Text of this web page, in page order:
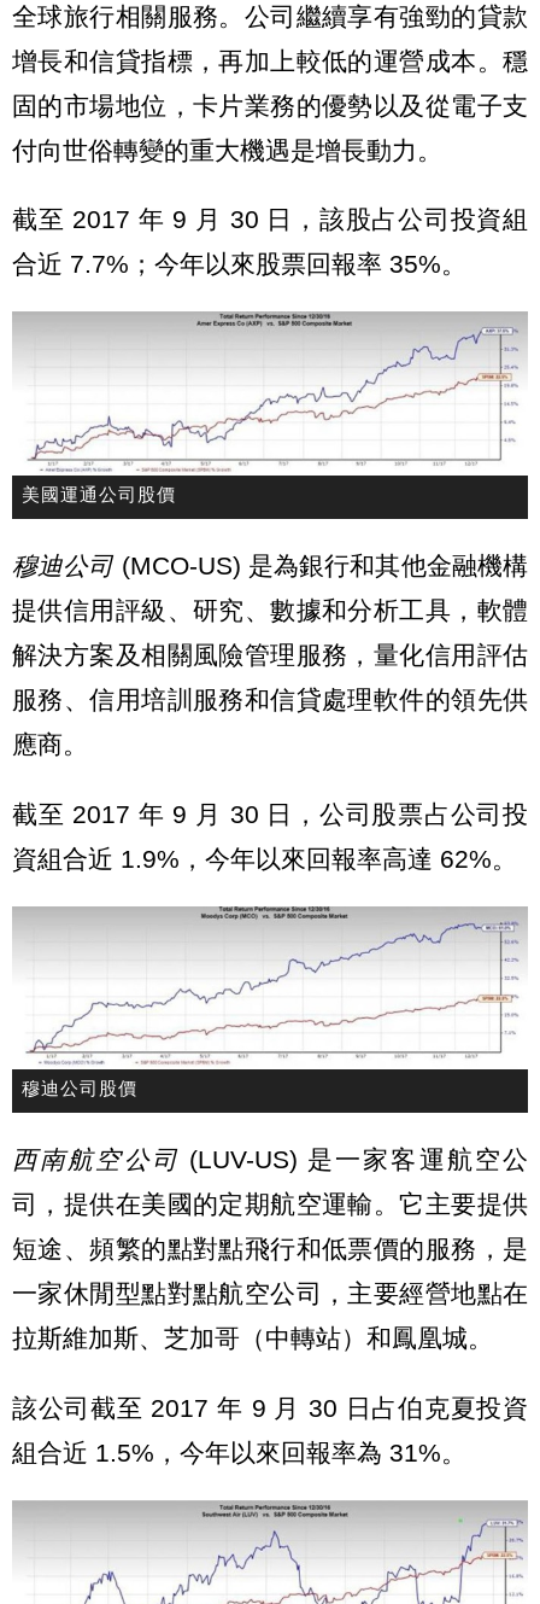
全球旅行相關服務。公司繼續享有強勁的貸款
增長和信貸指標，再加上較低的運營成本。穩
固的市場地位，卡片業務的優勢以及從電子支
付向世俗轉變的重大機遇是增長動力。
截至 2017 年 9 月 30 日，該股占公司投資組
合近 7.7%；今年以來股票回報率 35%。
美國運通公司股價
穆迪公司(MCO-US) 是為銀行和其他金融機構
提供信用評級、研究、數據和分析工具，軟體
解決方案及相關風險管理服務，量化信用評估
服務、信用培訓服務和信貸處理軟件的領先供
應商。
截至 2017 年 9 月 30 日，公司股票占公司投
資組合近 1.9%，今年以來回報率高達 62%。
穆迪公司股價
西南航空公司 (LUV-US) 是一家客運航空公
司，提供在美國的定期航空運輸。它主要提供
短途、頻繁的點對點飛行和低票價的服務，是
一家休閒型點對點航空公司，主要經營地點在
拉斯維加斯、芝加哥（中轉站）和鳳凰城。
該公司截至 2017 年 9 月 30 日占伯克夏投資
組合近 1.5%，今年以來回報率為 31%。